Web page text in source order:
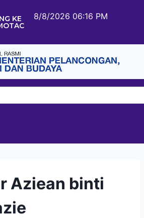
KE 8/8/2026 06:16 PM
Aziean binti